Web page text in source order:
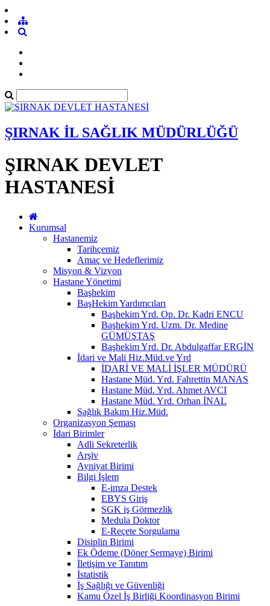
ŞIRNAK İL SAĞLIK MÜDÜRLÜĞÜ
ŞIRNAK DEVLET
HASTANESİ
Kurumsal
Hastanemiz
Tarihçemiz
Amaç ve Hedeflerimiz
Misyon & Vizyon
Hastane Yönetimi
Başhekim
BaşHekim Yardımcıları
Başhekim Yrd. Op. Dr. Kadri ENCU
Başhekim Yrd. Uzm. Dr. Medine
GÜMÜŞTAŞ
Başhekim Yrd. Dr. Abdulgaffar ERGİN
İdari ve Mali Hiz.Müd.ve Yrd
İDARİ VE MALİ İŞLER MÜDÜRÜ
Hastane Müd. Yrd. Fahrettin MANAS
Hastane Müd. Yrd. Ahmet AVCI
Hastane Müd. Yrd. Orhan İNAL
Sağlık Bakım Hiz.Müd.
Organizasyon Şeması
İdari Birimler
Adli Sekreterlik
Arşiv
Ayniyat Birimi
Bilgi İşlem
E-imza Destek
EBYS Giriş
SGK iş Görmezlik
Medula Doktor
E-Reçete Sorgulama
Disiplin Birimi
Ek Ödeme (Döner Sermaye) Birimi
İletişim ve Tanıtım
İstatistik
İş Sağlığı ve Güvenliği
Kamu Özel İş Birliği Koordinasyon Birimi